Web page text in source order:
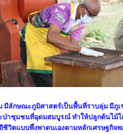
ลักษณะภูมิศาสตร์เป็นพื้นที่ราบลุ่ม มีภูเ
าชุมชนที่อุดมสมบูรณ์ ทำให้ปลูกต้นไม้
ตแบบพึ่งพาตนเองตามหลักเศรษฐกิจพ